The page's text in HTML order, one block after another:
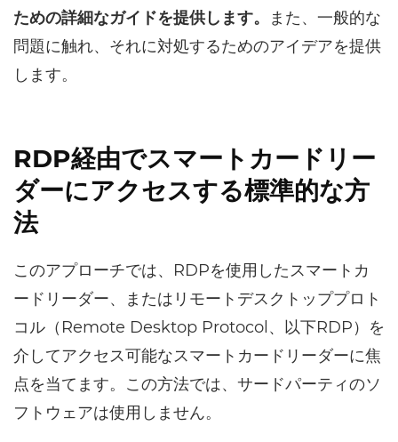
ための詳細なガイドを提供します。
また、一般的な
問題に触れ、それに対処するためのアイデアを提供
します。
RDP経由でスマートカードリー
ダーにアクセスする標準的な方
法
このアプローチでは、RDPを使用したスマートカ
ードリーダー、またはリモートデスクトッププロト
コル（Remote Desktop Protocol、以下RDP）を
介してアクセス可能なスマートカードリーダーに焦
点を当てます。この方法では、サードパーティのソ
フトウェアは使用しません。